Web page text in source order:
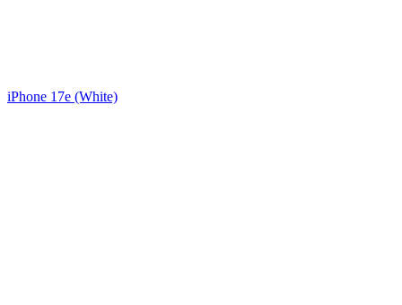
iPhone 17e (White)